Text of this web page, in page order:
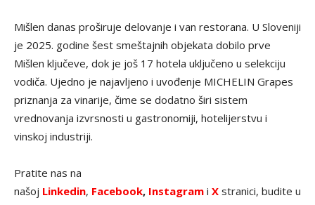
Mišlen danas proširuje delovanje i van restorana. U Sloveniji
je 2025. godine šest smeštajnih objekata dobilo prve
Mišlen ključeve, dok je još 17 hotela uključeno u selekciju
vodiča. Ujedno je najavljeno i uvođenje MICHELIN Grapes
priznanja za vinarije, čime se dodatno širi sistem
vrednovanja izvrsnosti u gastronomiji, hotelijerstvu i
vinskoj industriji.
Pratite nas na
našoj Linkedin, Facebook, Instagram i X stranici, budite u